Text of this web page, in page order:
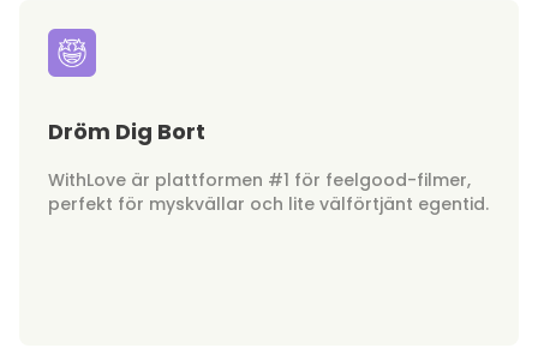
Dröm Dig Bort
WithLove är plattformen #1 för feelgood-filmer,
perfekt för myskvällar och lite välförtjänt egentid.